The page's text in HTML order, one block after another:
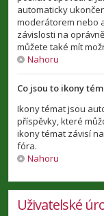
automaticky
moderátorem nebo
závislosti na
můžete také mít
Nahoru
Co jsou to ikony
Ikony témat jsou
příspěvky, které
ikony témat závisí
fóra.
Nahoru
Uživatelské